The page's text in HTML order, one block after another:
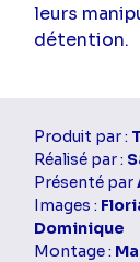
leurs
détention.
Produit par :
Réalisé par :
Présenté par
Images :
Dominique
Montage :